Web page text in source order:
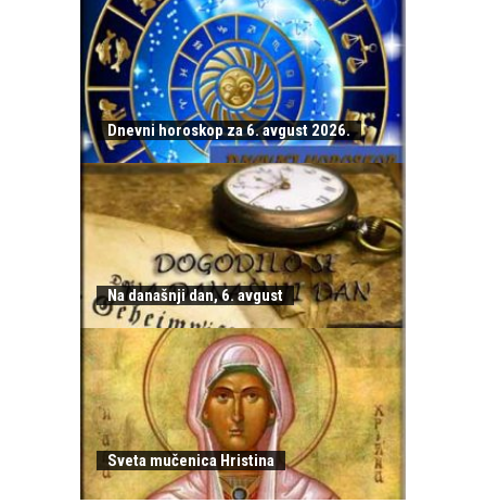
Dnevni horoskop za 6. avgust 2026.
Na današnji dan, 6. avgust
Sveta mučenica Hristina